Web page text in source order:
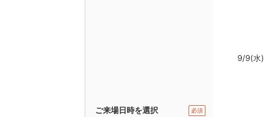
ご来場日時を選択 必須
9/9(水)